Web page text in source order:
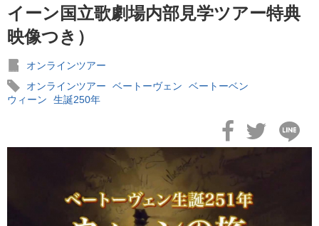
イーン国立歌劇場内部見学ツアー特典
映像つき）
オンラインツアー
オンラインツアー
ベートーヴェン
ベートーベン
ウィーン
生誕250年
2024年12月06日
ベートヴェン「第九」初演から200周年。本国で即完のプレミ
ア・コンサートが日本限定で公開決定！
2024年10月08日
世界のライジングスターに映画館で酔いしれる！ 11/8(金)
より、METライブビューイング2024-25開幕！